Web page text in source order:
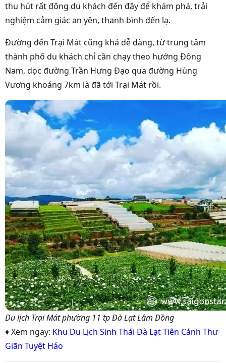
thu hút rất đông du khách đến đây để khám phá, trải
nghiệm cảm giác an yên, thanh bình đến lạ.
Đường đến Trại Mát cũng khá dễ dàng, từ trung tâm
thành phố du khách chỉ cần chạy theo hướng Đông
Nam, dọc đường Trần Hưng Đạo qua đường Hùng
Vương khoảng 7km là đã tới Trại Mát rồi.
Du lịch Trại Mát phường 11 tp Đà Lạt Lâm Đồng
♦ Xem ngay: Khu Du Lịch Sinh Thái Đà Lạt Tiên Cảnh Thư
Giãn Tuyệt Hảo